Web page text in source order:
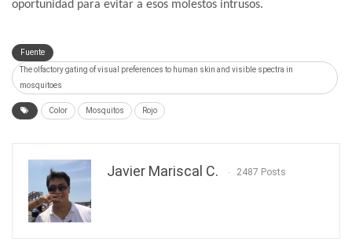
oportunidad para evitar a esos molestos intrusos.
Fuente
The olfactory gating of visual preferences to human skin and visible spectra in
mosquitoes
Color Mosquitos Rojo
Javier Mariscal C. 2487 Posts